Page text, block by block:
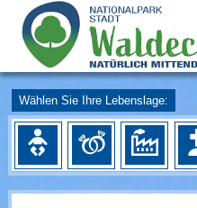
Wählen Sie Ihre Lebenslage: